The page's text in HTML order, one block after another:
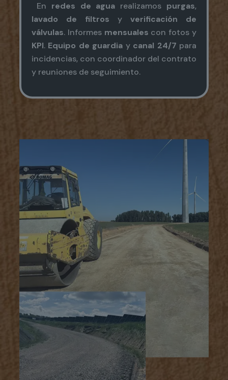
En redes de agua realizamos purgas,
lavado de filtros yverificación de
válvulas. Informes mensuales con fotos y
KPI. Equipo de guardia y canal 24/7 para
incidencias, con coordinador del contrato
y reuniones de seguimiento.